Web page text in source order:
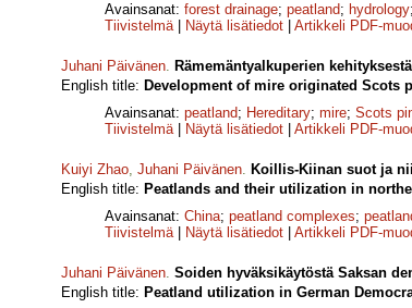
Avainsanat: forest drainage; peatland; hydrology;
Tiivistelmä| Näytä lisätiedot Artikkeli PDF-
Juhani Päivänen. Rämemäntyalkuperien
English title: Development of mire originated Scots
Avainsanat: peatland; Hereditary; mire; Scots
Tiivistelmä| Näytä lisätiedot Artikkeli PDF-
Kuiyi Zhao, Juhani Päivänen. Koillis-Kiinan suot ja
English title: Peatlands and their utilization in
Avainsanat: China; peatland complexes;
Tiivistelmä| Näytä lisätiedot Artikkeli PDF-
Juhani Päivänen. Soiden hyväksikäytöstä Saksan
English title: Peatland utilization in German